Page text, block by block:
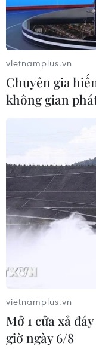
#Quyền con người
#Học viện Chính trị
#Hội nghị Trung
Theo dõi
Việt Nam: Vai
vietnamplus.vn
Chuyên gia
không gian
vietnamplus.vn
Mở 1 cửa xả
giờ ngày 6/8